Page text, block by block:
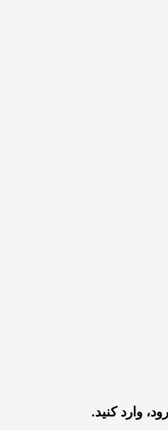
وارد کنید.